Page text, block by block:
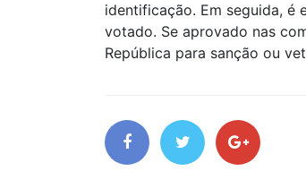
identificação. Em seguida, é
votado. Se aprovado nas
República para sanção ou